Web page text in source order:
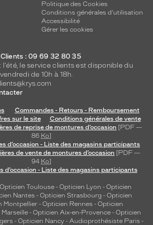
Politique des Cookies
Conditions générales d'utilisation
Accessibilité
Gérer les cookies
: 09 69 32 80 35
l'été, le service clients est disponible du
de 10h à 18h.
Commandes - Retours - Remboursement
sur le site
Conditions générales de vente
de reprise de montures d’occasion [PDF —
86 Ko]
d’occasion - Liste des magasins participants
de vente de montures d’occasion [PDF —
94 Ko]
d’occasion - Liste des magasins participants
Opticien Toulouse- Opticien Lyon - Opticien
Nantes - Opticien Strasbourg - Opticien
Montpellier - Opticien Rennes - Opticien
- Opticien Aix-en-Provence - Opticien
- Opticien Nancy - Audioprothésiste Paris -